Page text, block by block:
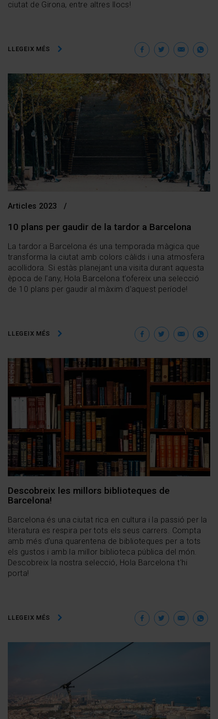
ciutat de Girona, entre altres llocs!
LLEGEIX MÉS Facebook
Twitter
Articles 2023
10 plans per gaudir de la tardor a Barcelona
La tardor a Barcelona és una temporada màgica que
transforma la ciutat amb colors càlids i una atmosfera
acollidora. Si estàs planejant una visita durant aquesta
època de l'any, Hola Barcelona t’ofereix una selecció
de 10 plans per gaudir al màxim d'aquest període!
LLEGEIX MÉS Facebook
Twitter
Descobreix les millors biblioteques de
Barcelona!
Barcelona és una ciutat rica en cultura i la passió per la
literatura es respira per tots els seus carrers. Compta
amb més d'una quarentena de biblioteques per a tots
els gustos i amb la millor biblioteca pública del món.
Descobreix la nostra selecció, Hola Barcelona t'hi
porta!
LLEGEIX MÉS Facebook
Twitter